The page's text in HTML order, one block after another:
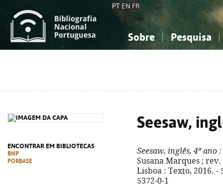
PT EN FR
Sobre Pesquisa
ENCONTRAR EM BIBLIOTECAS
BNP
PORBASE
Seesaw,
Seesaw, inglês, 4º ano :
Susana Marques ; rev.
Lisboa : Texto, 2016. -
5372-0-1